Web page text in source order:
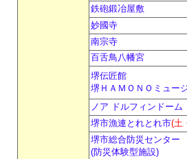
鉄砲鍛冶屋敷
妙國寺
南宗寺
百舌鳥八幡宮
堺伝匠館
堺ＨＡＭＯＮＯミュー
ノア ドルフィンドーム
堺市漁連とれとれ市(土
堺市総合防災センター
(防災体験型施設)